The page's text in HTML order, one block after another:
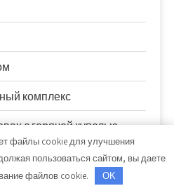
комплекс
с горячей купелью
файлы cookie для улучшения
пользоваться сайтом, вы даете
файлов cookie.
OK